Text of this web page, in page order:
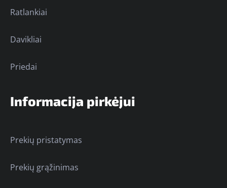
Ratlankiai
Davikliai
Priedai
Informacija pirkėjui
Prekių pristatymas
Prekių grąžinimas